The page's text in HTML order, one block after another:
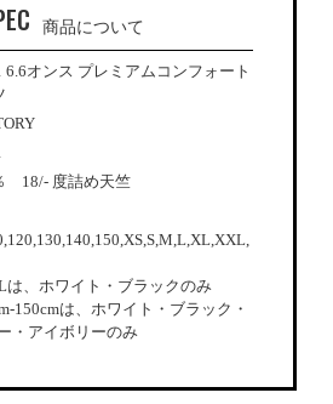
商品について
6.6オンス プレミアムコンフォート
18/- 度詰め天竺
、ホワイト・ブラックのみ
150cmは、ホワイト・ブラック・
・アイボリーのみ